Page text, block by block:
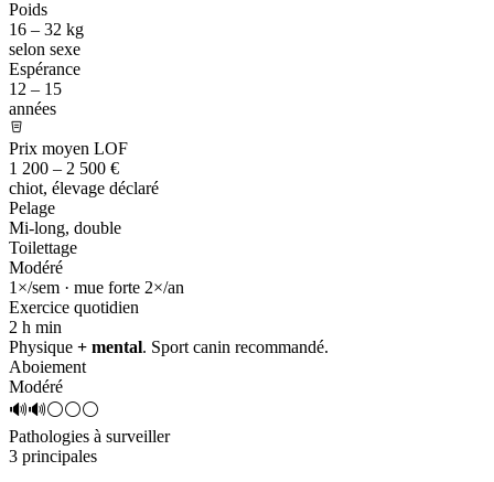
Poids
16 – 32 kg
selon sexe
Espérance
12 – 15
années
Prix moyen LOF
1 200 – 2 500 €
chiot, élevage déclaré
Pelage
Mi-long, double
Toilettage
Modéré
1×/sem · mue forte 2×/an
Exercice quotidien
2 h min
Physique + mental. Sport canin recommandé.
Aboiement
Modéré
🔊🔊⚪⚪⚪
Pathologies à surveiller
3 principales